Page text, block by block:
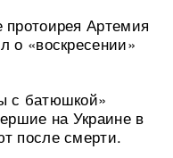
Артемия
о «воскресении»
с батюшкой»
на Украине в
после смерти.